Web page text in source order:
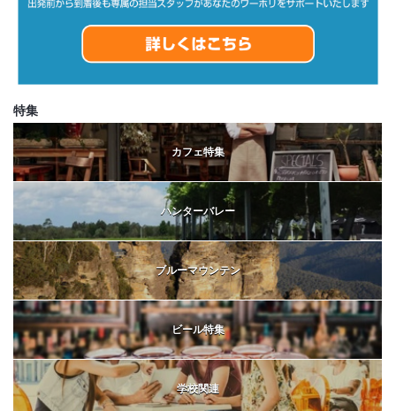
特集
カフェ特集
ハンターバレー
ブルーマウンテン
ビール特集
学校関連